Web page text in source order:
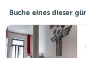
Buche eines dieser